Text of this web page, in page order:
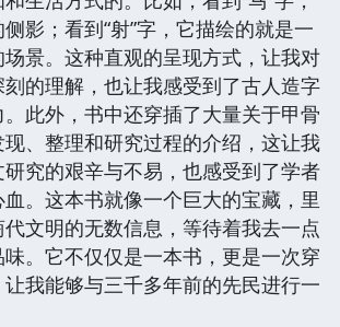
影；看到“射”字，它描绘的就是一
景。这种直观的呈现方式，让我对
的理解，也让我感受到了古人造字
此外，书中还穿插了大量关于甲骨
、整理和研究过程的介绍，这让我
究的艰辛与不易，也感受到了学者
。这本书就像一个巨大的宝藏，里
文明的无数信息，等待着我去一点
。它不仅仅是一本书，更是一次穿
我能够与三千多年前的先民进行一